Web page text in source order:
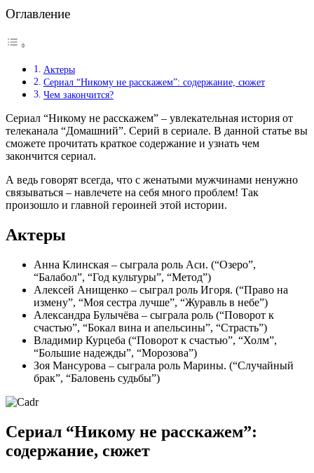
Оглавление
Актеры
Сериал “Никому не расскажем”: содержание, сюжет
Чем закончится?
Сериал “Никому не расскажем” – увлекательная история от
телеканала “Домашний”. Серий в сериале. В данной статье вы
сможете прочитать краткое содержание и узнать чем
закончится сериал.
А ведь говорят всегда, что с женатыми мужчинами ненужно
связываться – навлечете на себя много проблем! Так
произошло и главной героиней этой истории.
Актеры
Анна Клинская – сыграла роль Аси. (“Озеро”,
“Балабол”, “Год культуры”, “Метод”)
Алексей Анищенко – сыграл роль Игоря. (“Право на
измену”, “Моя сестра лучше”, “Журавль в небе”)
Александра Булычёва – сыграла роль (“Поворот к
счастью”, “Бокал вина и апельсины”, “Страсть”)
Владимир Курцеба (“Поворот к счастью”, “Холм”,
“Большие надежды”, “Морозова”)
Зоя Мансурова – сыграла роль Марины. (“Случайный
брак”, “Баловень судьбы”)
Сериал “Никому не расскажем”:
содержание, сюжет